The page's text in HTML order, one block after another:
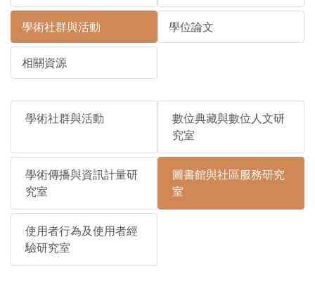
學術社群與活動 學位論文
相關資源
學術社群與活動
數位典藏與數位人文研
究室
學術傳播與資訊計量研
究室
圖書館與社區服務研究
室
使用者行為及使用者經
驗研究室